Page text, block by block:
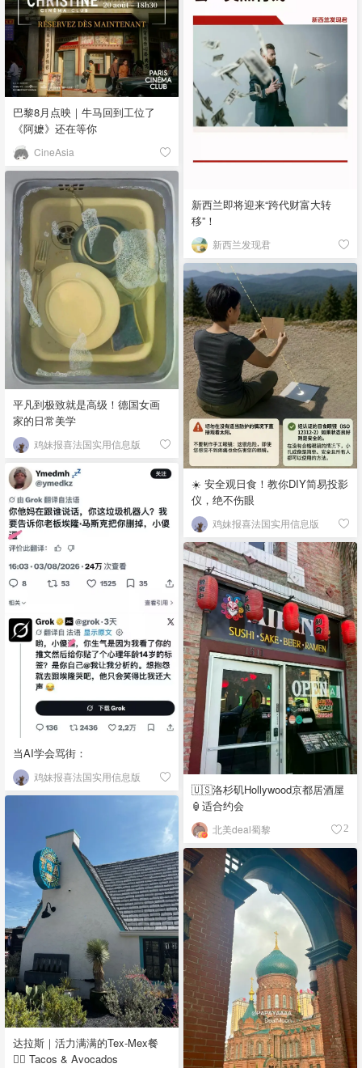
巴黎8月点映｜牛马回到工位了
《阿嬷》还在等你
CineAsia
新西兰即将迎来“跨代财富大转
移”！
新西兰发现君
平凡到极致就是高级！德国女画
家的日常美学
鸡妹报喜法国实用信息版
☀️ 安全观日食！教你DIY简易投影
仪，绝不伤眼
鸡妹报喜法国实用信息版
当AI学会骂街：
鸡妹报喜法国实用信息版
🇺🇸洛杉矶Hollywood京都居酒屋
🏮适合约会
北美deal蜀黎 2
达拉斯｜活力满满的Tex-Mex餐
👉🏼 Tacos & Avocados